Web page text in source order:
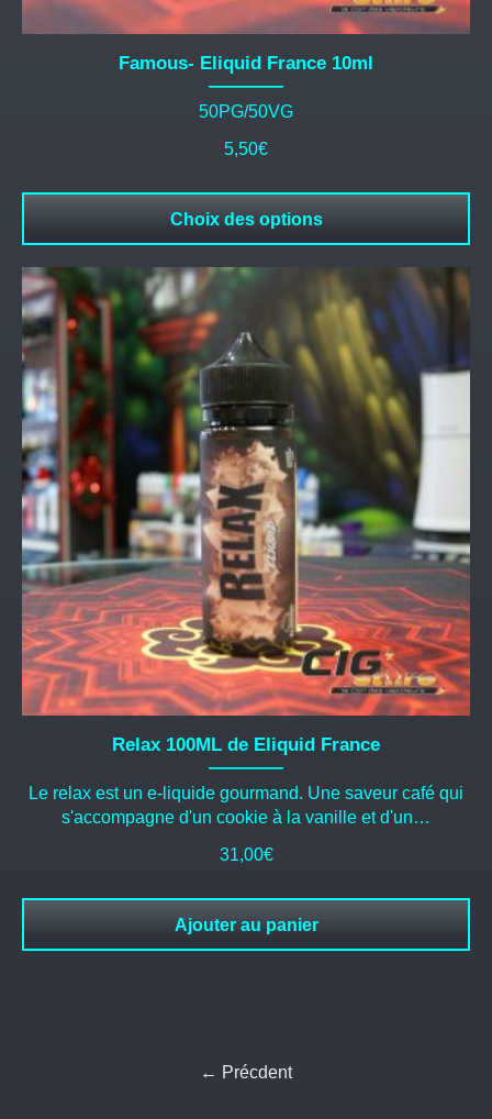
Famous- Eliquid France 10ml
50PG/50VG
5,50€
Choix des options
Relax 100ML de Eliquid France
Le relax est un e-liquide gourmand. Une saveur café qui
s'accompagne d'un cookie à la vanille et d'un…
31,00€
Ajouter au panier
← Précdent